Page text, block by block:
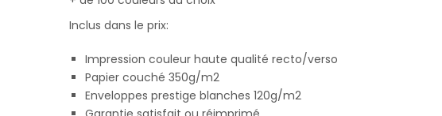
Inclus dans le prix:
Impression couleur haute qualité recto/verso
Papier couché 350g/m2
Enveloppes prestige blanches 120g/m2